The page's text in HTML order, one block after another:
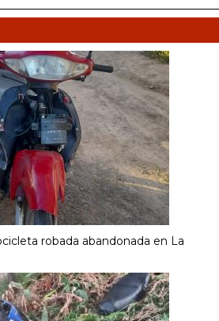
robada abandonada en La